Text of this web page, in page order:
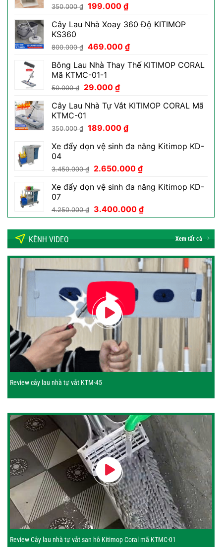
350.000₫ Giá
là:
199.000 ₫Giá
tại
199.000 ₫.
Cây Lau Nhà Xoay 360 Độ KITIMOP
KS360
800.000₫ Giá
là:
800.000 ₫.
469.000 ₫Giá
tại
Bông Lau Nhà Thay Thế KITIMOP CORAL
Mã KTMC-01-1
50.000₫
Giá
là:
50.000 ₫.
29.000 ₫Giá
tại
29.000 ₫.
Cây Lau Nhà Tự Vắt KITIMOP CORAL Mã
KTMC-01
350.000₫ Giá
là:
189.000 ₫Giá
tại
189.000 ₫.
Xe đẩy dọn vệ sinh đa năng Kitimop KD-
04
3.450.000₫
Giá
là:
2.650.000 ₫Giá
tại
2.650.000 ₫.
Xe đẩy dọn vệ sinh đa năng Kitimop KD-
07
4.250.000₫
Giá
gốc
là:
3.400.000 ₫Giá
hiện
tại
3.400.000 ₫.
KÊNH VIDEO Xem tất cả
Review cây lau nhà tự vắt KTM-45
Review Cây lau nhà tự vắt san hô Kitimop Coral mã KTMC-01